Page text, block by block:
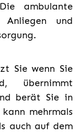
ambulante
Anliegen und
Sie wenn Sie
übernimmt
berät Sie in
mehrmals
auch auf dem